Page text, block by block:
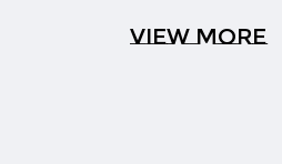
VIEW MORE